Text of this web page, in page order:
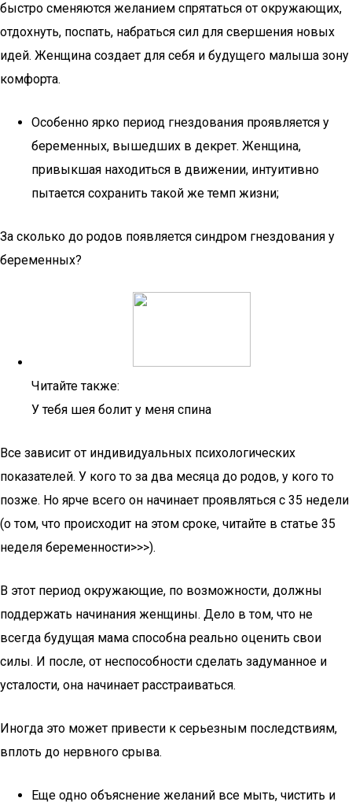
быстро сменяются желанием спрятаться от окружающих,
отдохнуть, поспать, набраться сил для свершения новых
идей. Женщина создает для себя и будущего малыша зону
комфорта.
Особенно ярко период гнездования проявляется у
беременных, вышедших в декрет. Женщина,
привыкшая находиться в движении, интуитивно
пытается сохранить такой же темп жизни;
За сколько до родов появляется синдром гнездования у
беременных?
Читайте также:
У тебя шея болит у меня спина
Все зависит от индивидуальных психологических
показателей. У кого то за два месяца до родов, у кого то
позже. Но ярче всего он начинает проявляться с 35 недели
(о том, что происходит на этом сроке, читайте в статье 35
неделя беременности>>>).
В этот период окружающие, по возможности, должны
поддержать начинания женщины. Дело в том, что не
всегда будущая мама способна реально оценить свои
силы. И после, от неспособности сделать задуманное и
усталости, она начинает расстраиваться.
Иногда это может привести к серьезным последствиям,
вплоть до нервного срыва.
Еще одно объяснение желаний все мыть, чистить и